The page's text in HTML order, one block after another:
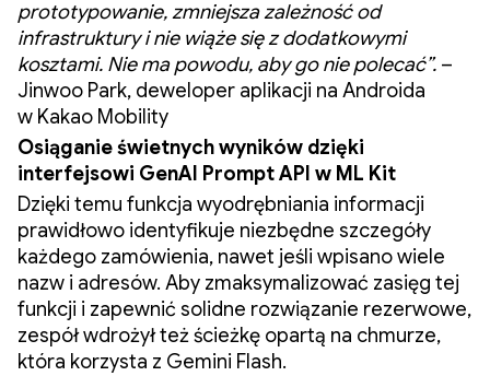
prototypowanie, zmniejsza zależność od
infrastruktury i nie wiąże się z dodatkowymi
kosztami. Nie ma powodu, aby go nie polecać”. –
Jinwoo Park, deweloper aplikacji na Androida
w Kakao Mobility
Osiąganie świetnych wyników dzięki
interfejsowi GenAI Prompt API w ML Kit
Dzięki temu funkcja wyodrębniania informacji
prawidłowo identyfikuje niezbędne szczegóły
każdego zamówienia, nawet jeśli wpisano wiele
nazw i adresów. Aby zmaksymalizować zasięg tej
funkcji i zapewnić solidne rozwiązanie rezerwowe,
zespół wdrożył też ścieżkę opartą na chmurze,
która korzysta z Gemini Flash.